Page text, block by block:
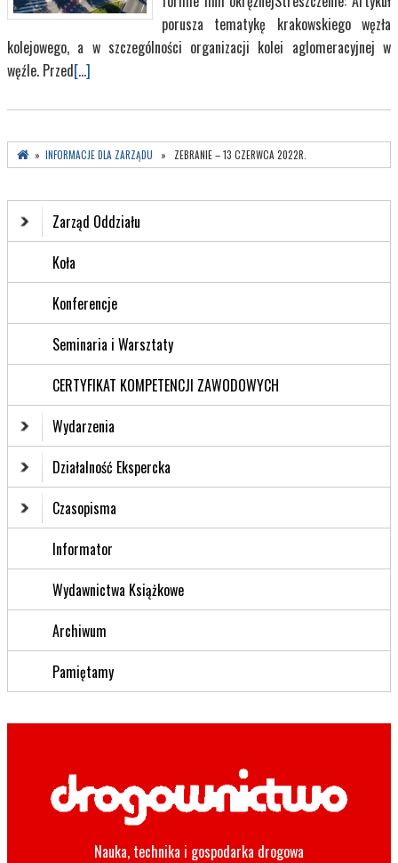
porusza tematykę krakowskiego węzła
kolejowego, a w szczególności organizacji kolei aglomeracyjnej w
węźle. Przed[...]
» INFORMACJE DLA ZARZĄDU » ZEBRANIE – 13 CZERWCA 2022R.
Zarząd Oddziału
Koła
Konferencje
Seminaria i Warsztaty
CERTYFIKAT KOMPETENCJI ZAWODOWYCH
Wydarzenia
Działalność Ekspercka
Czasopisma
Informator
Wydawnictwa Książkowe
Archiwum
Pamiętamy
Nauka, technika i gospodarka drogowa